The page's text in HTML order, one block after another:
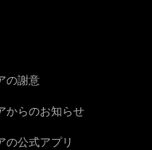
の謝意
からのお知らせ
の公式アプリ